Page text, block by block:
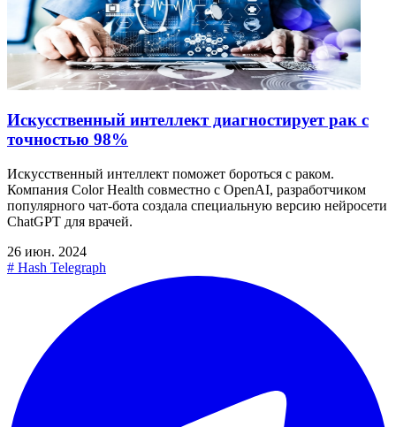
Искусственный интеллект диагностирует рак с
точностью 98%
Искусственный интеллект поможет бороться с раком.
Компания Color Health совместно с OpenAI, разработчиком
популярного чат-бота создала специальную версию нейросети
ChatGPT для врачей.
26 июн. 2024
# Hash Telegraph